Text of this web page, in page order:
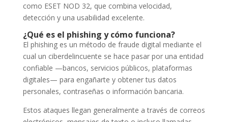
como ESET NOD 32, que combina velocidad,
detección y una usabilidad excelente.
¿Qué es el phishing y cómo funciona?
El phishing es un método de fraude digital mediante el
cual un ciberdelincuente se hace pasar por una entidad
confiable —bancos, servicios públicos, plataformas
digitales— para engañarte y obtener tus datos
personales, contraseñas o información bancaria.
Estos ataques llegan generalmente a través de correos